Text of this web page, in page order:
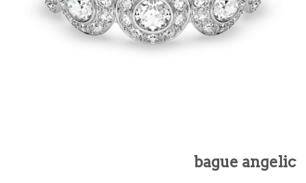
bague angelic